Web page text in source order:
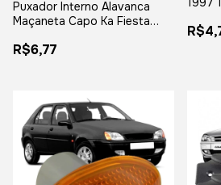
Puxador Interno Alavanca
Maçaneta Capo Ka Fiesta
R$6,77